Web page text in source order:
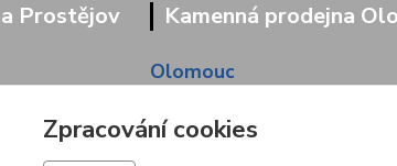
Prostějov Kamenná prodejna
Olomouc
Zpracování cookies